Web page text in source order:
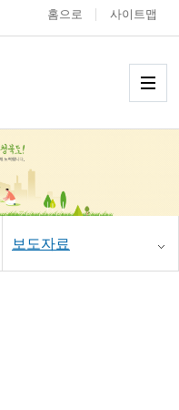
청북도 도시재
홈으로 사이트맵
보도자료